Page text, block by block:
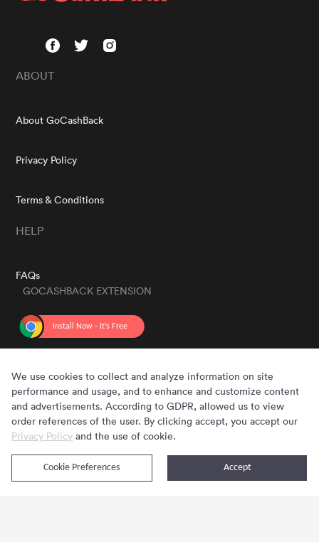
ABOUT
About GoCashBack
Privacy Policy
Terms & Conditions
HELP
FAQs
GOCASHBACK EXTENSION
Copyright © 2020 - 2026 Gocashback.com. All Rights Reserved.
We use cookies to collect and analyze information on site
performance and usage, and to enhance and customize content
and advertisements. According to GDPR, allowed us to view
order references of the user. By clicking accept, you accept our
Privacy Policy and the use of cookie.
Accept
Cookie Preferences